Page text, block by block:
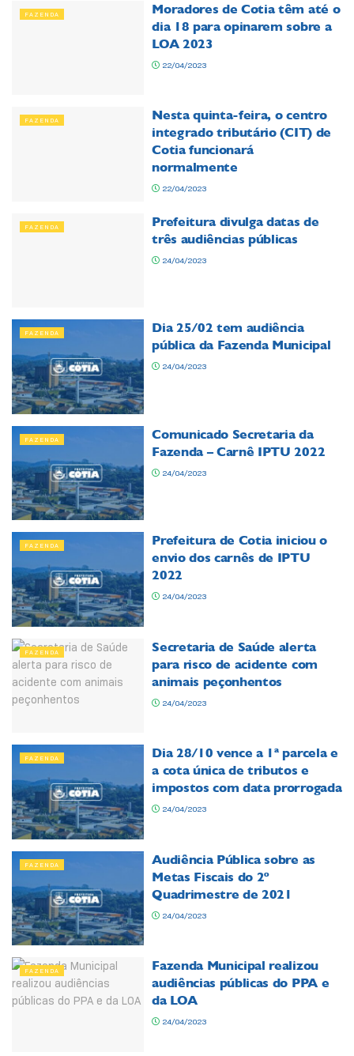
FAZENDA
Moradores de Cotia têm até o
dia 18 para opinarem sobre a
LOA 2023
22/04/2023
FAZENDA
Nesta quinta-feira, o centro
integrado tributário (CIT) de
Cotia funcionará
normalmente
22/04/2023
FAZENDA
Prefeitura divulga datas de
três audiências públicas
24/04/2023
FAZENDA
Dia 25/02 tem audiência
pública da Fazenda Municipal
24/04/2023
FAZENDA
Comunicado Secretaria da
Fazenda – Carnê IPTU 2022
24/04/2023
FAZENDA
Prefeitura de Cotia iniciou o
envio dos carnês de IPTU
2022
24/04/2023
FAZENDA
Secretaria de Saúde alerta
para risco de acidente com
animais peçonhentos
24/04/2023
FAZENDA
Dia 28/10 vence a 1ª parcela e
a cota única de tributos e
impostos com data prorrogada
24/04/2023
FAZENDA
Audiência Pública sobre as
Metas Fiscais do 2º
Quadrimestre de 2021
24/04/2023
FAZENDA
Fazenda Municipal realizou
audiências públicas do PPA e
da LOA
24/04/2023